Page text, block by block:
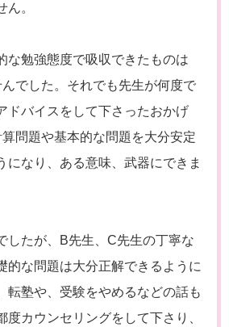
ん。
な勉強態度で吸収できたものは
でした。それでも先生が何度で
ドバイスをして下さったおかげ
問題や基本的な問題を大分安定
になり、ある意味、武器にできま
したが、B先生、C先生の丁寧な
的な問題は大分正解できるように
転塾や、受験をやめるなどの話も
度カウンセリングをして下さり、